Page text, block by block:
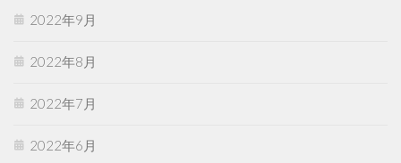
2022年9月
2022年8月
2022年7月
2022年6月